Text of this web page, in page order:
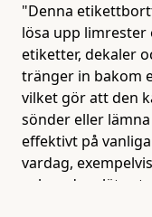
"Denna
lösa upp
etiketter, dekaler
tränger in bakom
vilket gör att den
sönder eller
effektivt på
vardag,
och andra släta
borttagning av